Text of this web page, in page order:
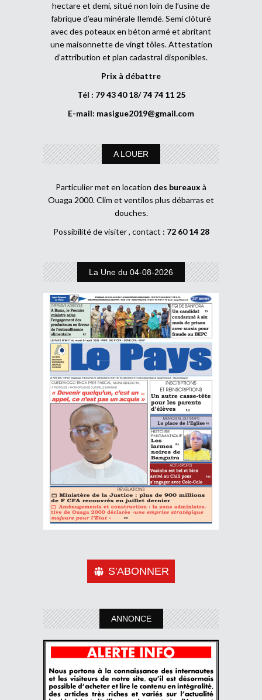
hectare et demi, situé non loin de l’usine de
fabrique d’eau minérale Ilemdé. Semi clôturé
avec des poteaux en béton armé et abritant
une maisonnette de vingt tôles. Attestation
d’attribution et plan cadastral disponibles.
Prix à débattre
Tél : 79 43 40 18/ 74 74 11 25
E-mail: masigue2019@gmail.com
A LOUER
Particulier met en location des bureaux à
Ouaga 2000. Clim et ventilos plus débarras et
douches.
Possibilité de visiter , contact : 72 60 14 28
La Une du 04-08-2026
S'ABONNER
ANNONCE